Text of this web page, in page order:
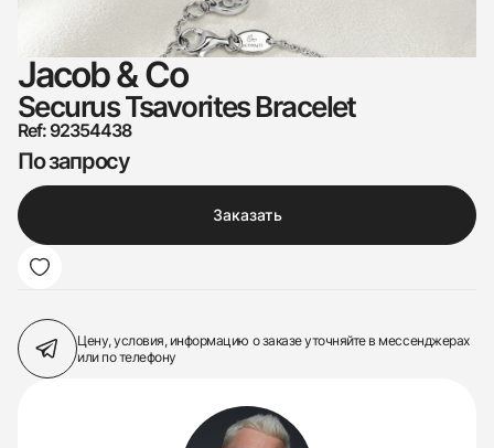
Jacob & Co
Securus Tsavorites Bracelet
Ref: 92354438
По запросу
Заказать
Цену, условия, информацию о заказеуточняйте в мессенджерах
или по телефону